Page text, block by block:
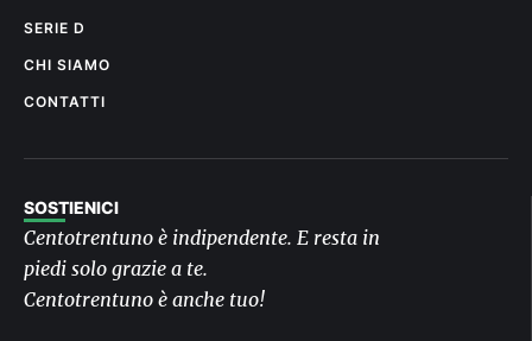
SERIE D
CHI SIAMO
CONTATTI
SOSTIENICI
Centotrentuno è indipendente. E resta in
piedi solo grazie a te.
Centotrentuno è anche tuo!